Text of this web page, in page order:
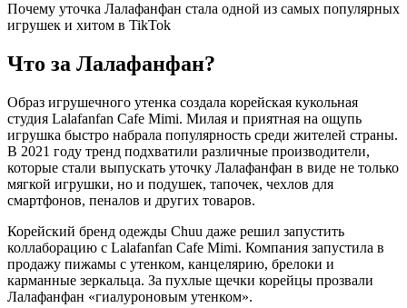
Почему уточка Лалафанфан стала одной из самых популярных
игрушек и хитом в TikTok
Что за Лалафанфан?
Образ игрушечного утенка создала корейская кукольная
студия Lalafanfan Cafe Mimi. Милая и приятная на ощупь
игрушка быстро набрала популярность среди жителей страны.
В 2021 году тренд подхватили различные производители,
которые стали выпускать уточку Лалафанфан в виде не только
мягкой игрушки, но и подушек, тапочек, чехлов для
смартфонов, пеналов и других товаров.
Корейский бренд одежды Chuu даже решил запустить
коллаборацию с Lalafanfan Cafe Mimi. Компания запустила в
продажу пижамы с утенком, канцелярию, брелоки и
карманные зеркальца. За пухлые щечки корейцы прозвали
Лалафанфан «гиалуроновым утенком».